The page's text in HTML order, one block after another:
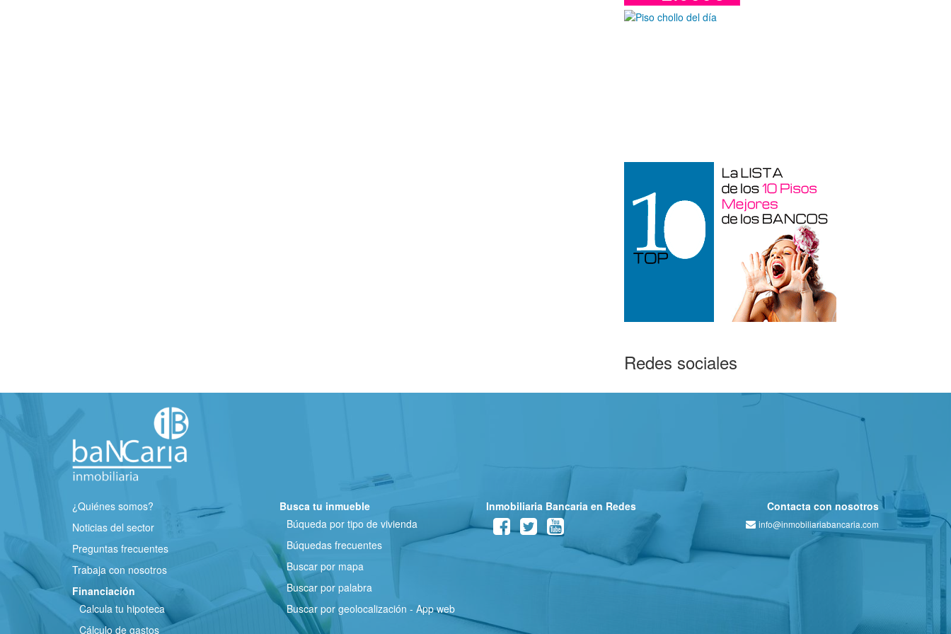
Redes sociales
¿Quiénes somos?
Noticias del sector
Preguntas frecuentes
Trabaja con nosotros
Financiación
Calcula tu hipoteca
Cálculo de gastos
Busca tu inmueble
Búqueda por tipo de vivienda
Búquedas frecuentes
Buscar por mapa
Buscar por palabra
Buscar por geolocalización - App web
Inmobiliaria Bancaria en Redes Contacta con nosotros
info@inmobiliariabancaria.com